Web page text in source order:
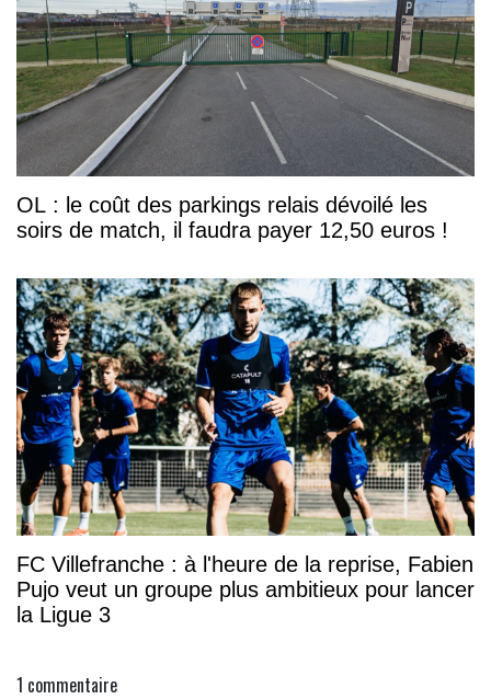
OL : le coût des parkings relais dévoilé les
soirs de match, il faudra payer 12,50 euros !
FC Villefranche : à l'heure de la reprise, Fabien
Pujo veut un groupe plus ambitieux pour lancer
la Ligue 3
1 commentaire